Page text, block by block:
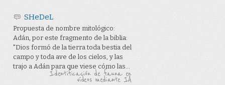
SHeDeL
Propuesta de nombre mitológico:
Adán, por este fragmento de la biblia:
"Dios formó de la tierra toda bestia del
campo y toda ave de los cielos, y las
trajo a Adán para que viese cómo las...
Identificación de fauna en
vídeos mediante IA